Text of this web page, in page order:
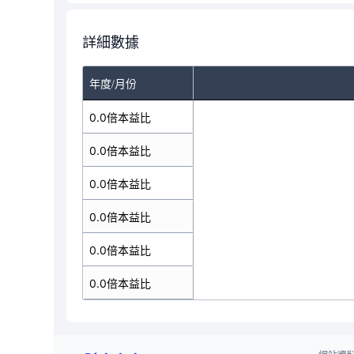
詳細數據
年度/月份
0.0倍本益比
0.0倍本益比
0.0倍本益比
0.0倍本益比
0.0倍本益比
0.0倍本益比